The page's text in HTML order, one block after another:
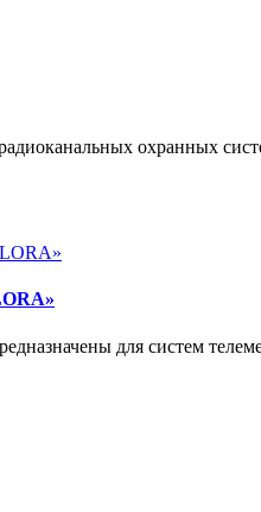
охранных
для систем